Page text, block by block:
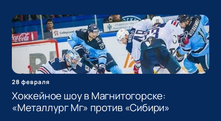
28 февраля
Хоккейное шоу в Магнитогорске:
«Металлург Мг» против «Сибири»